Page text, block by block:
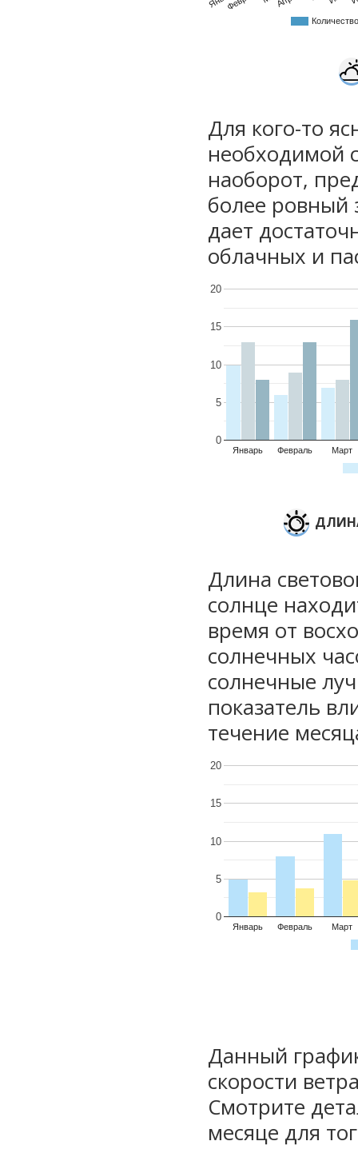
Для кого-то
необходимой
наоборот,
более ровный
дает
облачных и
Январь Февраль Март
0
5
10
15
20
Длина
солнце
время от
солнечных
солнечные
показатель
течение
Январь Февраль Март
0
5
10
15
20
Данный
скорости
Смотрите
месяце для